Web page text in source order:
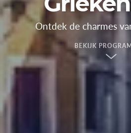
Ontdek de charmes
BEKIJK